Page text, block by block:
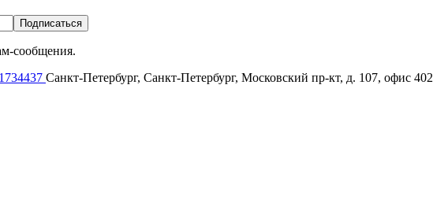
сообщения.
Санкт-Петербург, Санкт-Петербург, Московский пр-кт, д. 107, офис 402